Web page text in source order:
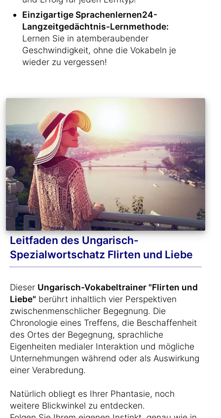
Einzigartige Sprachenlernen24-
Langzeitgedächtnis-Lernmethode:
Lernen Sie in atemberaubender
Geschwindigkeit, ohne die Vokabeln je
wieder zu vergessen!
Leitfaden des Ungarisch-
Spezialwortschatz Flirten und Liebe
Dieser Ungarisch-Vokabeltrainer "Flirten und
Liebe" berührt inhaltlich vier Perspektiven
zwischenmenschlicher Begegnung. Die
Chronologie eines Treffens, die Beschaffenheit
des Ortes der Begegnung, sprachliche
Eigenheiten medialer Interaktion und mögliche
Unternehmungen während oder als Auswirkung
einer Verabredung.
Natürlich obliegt es Ihrer Phantasie, noch
weitere Blickwinkel zu entdecken.